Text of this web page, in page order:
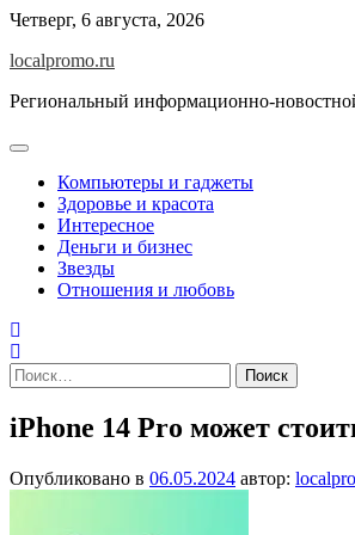
Перейти
содержимому
Четверг, 6 августа, 2026
localpromo.ru
Региональный информационно-
Компьютеры и гаджеты
Здоровье и красота
Интересное
Деньги и бизнес
Звезды
Отношения и любовь
Найти:
iPhone 14 Pro может
Опубликовано в 06.05.2024 автор: